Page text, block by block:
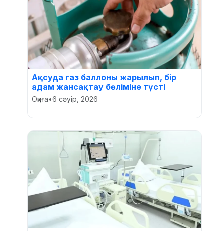
Ақсуда газ баллоны жарылып, бір
адам жансақтау бөліміне түсті
Оқиға•6 сәуір, 2026